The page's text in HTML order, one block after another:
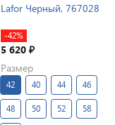
Lafor Черный, 767028
-42%
5 620₽
Размер
42 40 44 46
48 50 52 58